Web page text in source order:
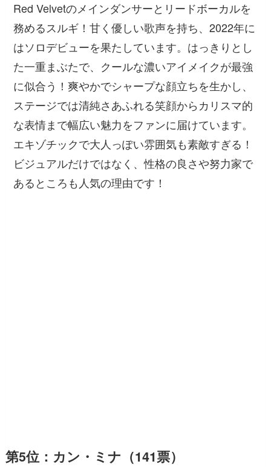
Red Velvetのメインダンサーとリードボーカルを
務めるスルギ！甘く優しい歌声を持ち、2022年に
はソロデビューを果たしています。はっきりとし
た一重まぶたで、クールな濃いアイメイクが最強
に似合う！爽やかでシャープな顔立ちを生かし、
ステージでは清純さあふれる笑顔からカリスマ的
な表情まで幅広い魅力をファンに届けています。
エキゾチックで大人っぽい雰囲気も素敵すぎる！
ビジュアルだけではなく、性格の良さや努力家で
あるところも人気の理由です！
第5位：カン・ミナ（141票）